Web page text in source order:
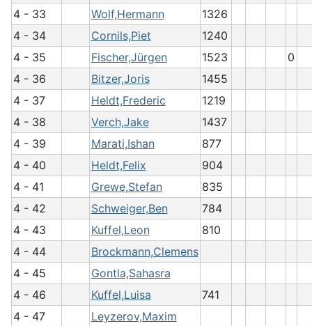
4 - 33 Wolf,Hermann
1326
4 - 34
Cornils,Piet
1240
4 - 35
Fischer,Jürgen 1523
0
4 - 36
Bitzer,Joris
1455
4 - 37
Heldt,Frederic
1219
4 - 38
Verch,Jake
1437
4 - 39
Marati,Ishan
877
4 - 40
Heldt,Felix
904
4 - 41
Grewe,Stefan
835
4 - 42
Schweiger,Ben
784
4 - 43
Kuffel,Leon
810
4 - 44
Brockmann,Clemens
4 - 45
Gontla,Sahasra
4 - 46
Kuffel,Luisa
741
4 - 47
Leyzerov,Maxim